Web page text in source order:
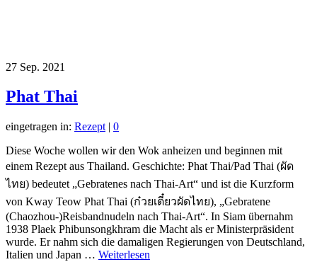
27 Sep. 2021
Phat Thai
eingetragen in: Rezept | 0
Diese Woche wollen wir den Wok anheizen und beginnen mit
einem Rezept aus Thailand. Geschichte: Phat Thai/Pad Thai (ผัด
ไทย) bedeutet „Gebratenes nach Thai-Art“ und ist die Kurzform
von Kway Teow Phat Thai (ก๋วยเตี๋ยวผัดไทย), „Gebratene
(Chaozhou-)Reisbandnudeln nach Thai-Art“. In Siam übernahm
1938 Plaek Phibunsongkhram die Macht als er Ministerpräsident
wurde. Er nahm sich die damaligen Regierungen von Deutschland,
Italien und Japan … Weiterlesen